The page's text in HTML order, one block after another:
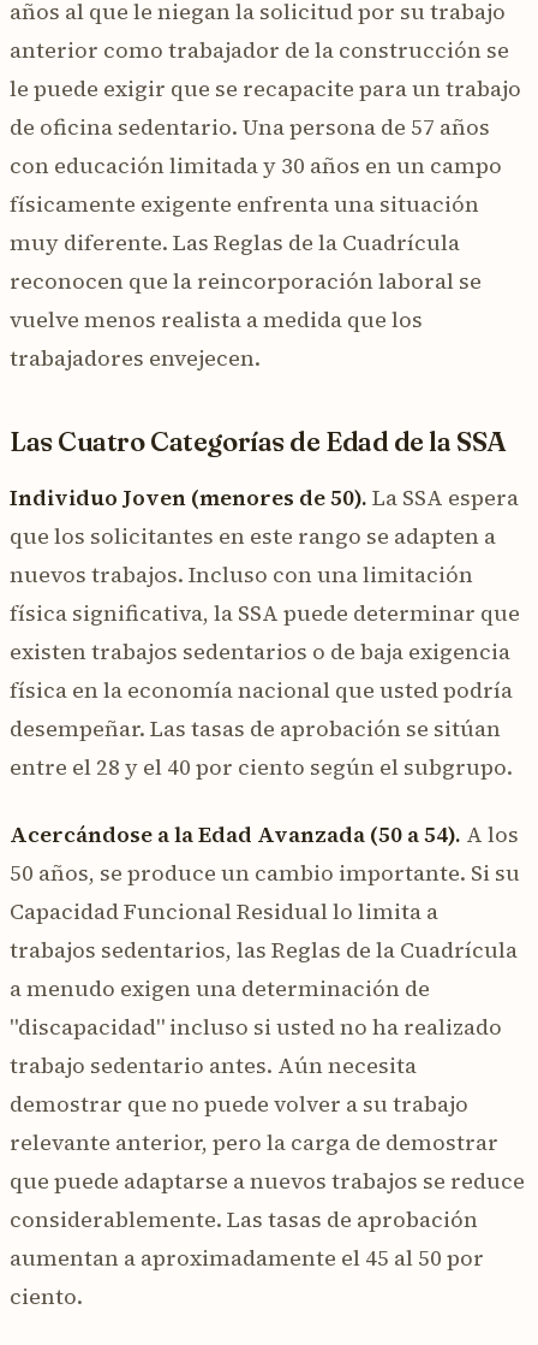
años al que le niegan la solicitud por su trabajo
anterior como trabajador de la construcción se
le puede exigir que se recapacite para un trabajo
de oficina sedentario. Una persona de 57 años
con educación limitada y 30 años en un campo
físicamente exigente enfrenta una situación
muy diferente. Las Reglas de la Cuadrícula
reconocen que la reincorporación laboral se
vuelve menos realista a medida que los
trabajadores envejecen.
Las Cuatro Categorías de Edad de la SSA
Individuo Joven (menores de 50). La SSA espera
que los solicitantes en este rango se adapten a
nuevos trabajos. Incluso con una limitación
física significativa, la SSA puede determinar que
existen trabajos sedentarios o de baja exigencia
física en la economía nacional que usted podría
desempeñar. Las tasas de aprobación se sitúan
entre el 28 y el 40 por ciento según el subgrupo.
Acercándose a la Edad Avanzada (50 a 54). A los
50 años, se produce un cambio importante. Si su
Capacidad Funcional Residual lo limita a
trabajos sedentarios, las Reglas de la Cuadrícula
a menudo exigen una determinación de
"discapacidad" incluso si usted no ha realizado
trabajo sedentario antes. Aún necesita
demostrar que no puede volver a su trabajo
relevante anterior, pero la carga de demostrar
que puede adaptarse a nuevos trabajos se reduce
considerablemente. Las tasas de aprobación
aumentan a aproximadamente el 45 al 50 por
ciento.